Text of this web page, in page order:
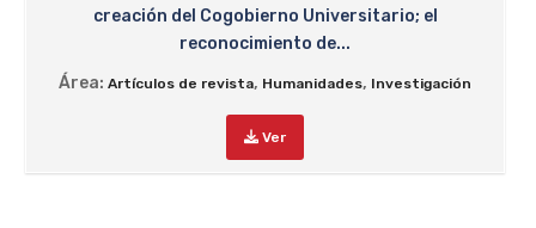
creación del Cogobierno Universitario; el
reconocimiento de...
Área: Artículos de revista, Humanidades, Investigación
Ver